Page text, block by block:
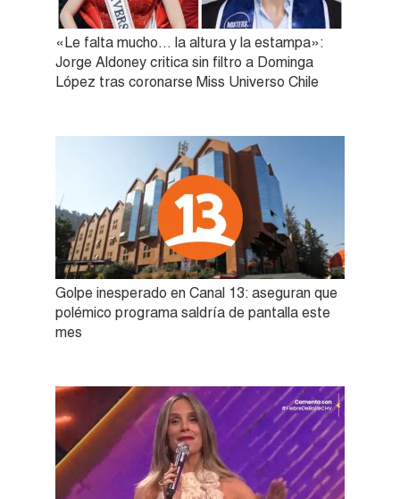
«Le falta mucho… la altura y la estampa»:
Jorge Aldoney critica sin filtro a Dominga
López tras coronarse Miss Universo Chile
Golpe inesperado en Canal 13: aseguran que
polémico programa saldría de pantalla este
mes